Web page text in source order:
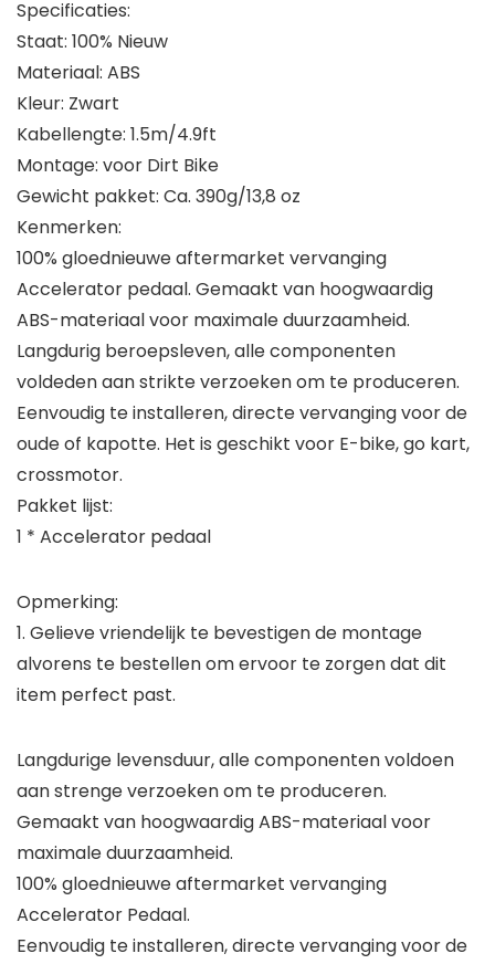
Specificaties:
Staat: 100% Nieuw
Materiaal: ABS
Kleur: Zwart
Kabellengte: 1.5m/4.9ft
Montage: voor Dirt Bike
Gewicht pakket: Ca. 390g/13,8 oz
Kenmerken:
100% gloednieuwe aftermarket vervanging
Accelerator pedaal. Gemaakt van hoogwaardig
ABS-materiaal voor maximale duurzaamheid.
Langdurig beroepsleven, alle componenten
voldeden aan strikte verzoeken om te produceren.
Eenvoudig te installeren, directe vervanging voor de
oude of kapotte. Het is geschikt voor E-bike, go kart,
crossmotor.
Pakket lijst:
1 * Accelerator pedaal
Opmerking:
1. Gelieve vriendelijk te bevestigen de montage
alvorens te bestellen om ervoor te zorgen dat dit
item perfect past.
Langdurige levensduur, alle componenten voldoen
aan strenge verzoeken om te produceren.
Gemaakt van hoogwaardig ABS-materiaal voor
maximale duurzaamheid.
100% gloednieuwe aftermarket vervanging
Accelerator Pedaal.
Eenvoudig te installeren, directe vervanging voor de